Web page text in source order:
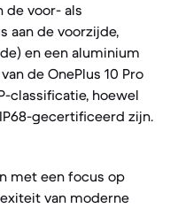
de voor- als
aan de voorzijde,
en een aluminium
de OnePlus 10 Pro
classificatie, hoewel
gecertificeerd zijn.
met een focus op
van moderne